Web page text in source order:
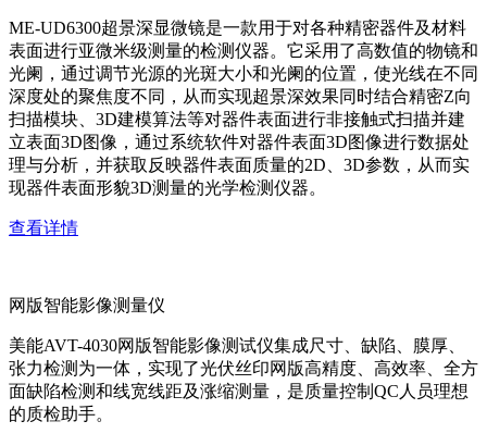
ME-UD6300超景深显微镜是一款用于对各种精密器件及材料
表面进行亚微米级测量的检测仪器。它采用了高数值的物镜和
光阑，通过调节光源的光斑大小和光阑的位置，使光线在不同
深度处的聚焦度不同，从而实现超景深效果同时结合精密Z向
扫描模块、3D建模算法等对器件表面进行非接触式扫描并建
立表面3D图像，通过系统软件对器件表面3D图像进行数据处
理与分析，并获取反映器件表面质量的2D、3D参数，从而实
现器件表面形貌3D测量的光学检测仪器。
查看详情
网版智能影像测量仪
美能AVT-4030网版智能影像测试仪集成尺寸、缺陷、膜厚、
张力检测为一体，实现了光伏丝印网版高精度、高效率、全方
面缺陷检测和线宽线距及涨缩测量，是质量控制QC人员理想
的质检助手。